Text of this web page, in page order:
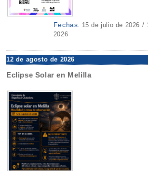
Fechas: 15 de julio de 2026 /
2026
12 de agosto de 2026
Eclipse Solar en Melilla